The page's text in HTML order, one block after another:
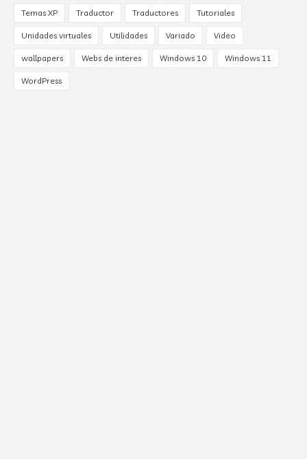
Temas XP Traductor Traductores Tutoriales
Unidades virtuales Utilidades Variado Video
wallpapers Webs de interes Windows 10 Windows 11
WordPress